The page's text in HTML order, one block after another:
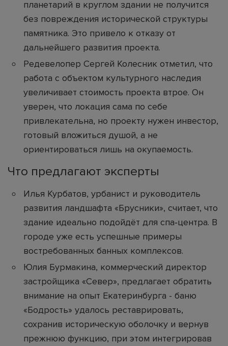
планетарий в круглом здании не получится
без повреждения исторической структуры
памятника. Это привело к отказу от
дальнейшего развития проекта.
Редевелопер Сергей Колесник отметил, что
работа с объектом культурного наследия
увеличивает стоимость проекта втрое. Он
уверен, что локация сама по себе
привлекательна, но проекту нужен инвестор,
готовый вложиться душой, а не
ориентироваться лишь на окупаемость.
Что предлагают эксперты
Илья Курбатов, урбанист и руководитель
развития ландшафта «Брусники», считает, что
здание идеально подойдёт для спа‑центра. В
городе уже есть успешные примеры
востребованных банных комплексов.
Юлия Бурмакина, коммерческий директор
застройщика «Север», предлагает обратить
внимание на опыт Екатеринбурга - баню
«Бодрость» удалось реставрировать,
сохранив историческую оболочку и вернув
прежнюю функцию, при этом интегрировав